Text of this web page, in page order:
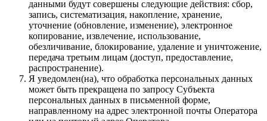
данными будут совершены следующие действия: сбор,
запись, систематизация, накопление, хранение,
уточнение (обновление, изменение), электронное
копирование, извлечение, использование,
обезличивание, блокирование, удаление и уничтожение,
передача третьим лицам (доступ, предоставление,
распространение).
Я уведомлен(на), что обработка персональных данных
может быть прекращена по запросу Субъекта
персональных данных в письменной форме,
направленному на адрес электронной почты Оператора